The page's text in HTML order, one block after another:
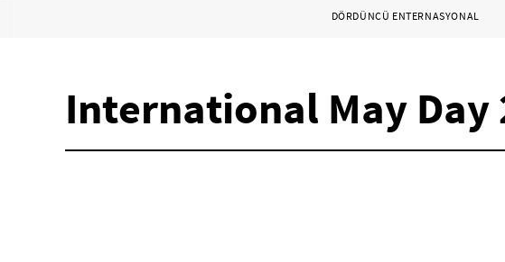
DÖRDÜNCÜ ENTERNASYONAL
International May Day